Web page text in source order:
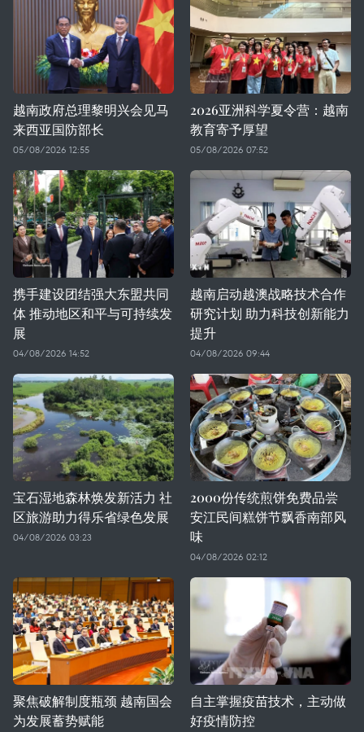
越南政府总理黎明兴会见马
来西亚国防部长
05/08/2026 12:55
2026亚洲科学夏令营：越南
教育寄予厚望
05/08/2026 07:52
携手建设团结强大东盟共同
体 推动地区和平与可持续发
展
04/08/2026 14:52
越南启动越澳战略技术合作
研究计划 助力科技创新能力
提升
04/08/2026 09:44
宝石湿地森林焕发新活力 社
区旅游助力得乐省绿色发展
04/08/2026 03:23
2000份传统煎饼免费品尝
安江民间糕饼节飘香南部风
味
04/08/2026 02:12
聚焦破解制度瓶颈 越南国会
为发展蓄势赋能
自主掌握疫苗技术，主动做
好疫情防控